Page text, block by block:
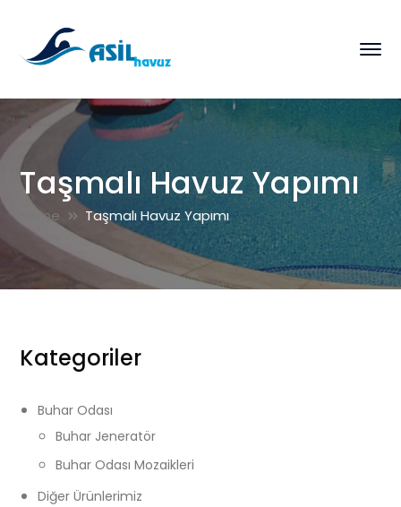
Taşmalı Havuz Yapımı
Home Taşmalı Havuz Yapımı
Kategoriler
Buhar Odası
Buhar Jeneratör
Buhar Odası Mozaikleri
Diğer Ürünlerimiz